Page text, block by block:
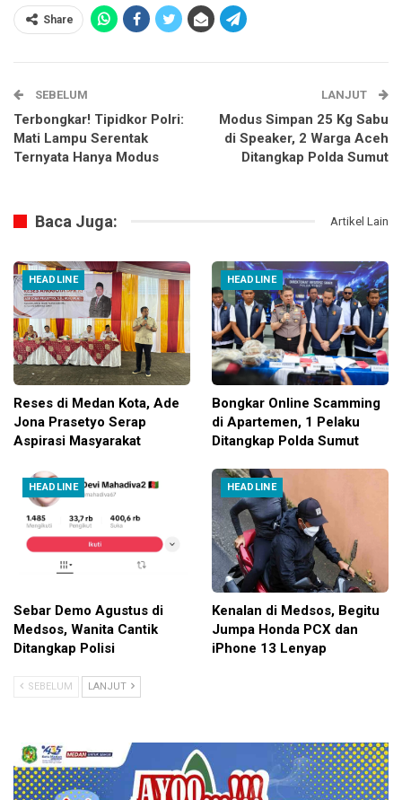
Share
SEBELUM
Terbongkar! Tipidkor Polri:
Mati Lampu Serentak
Ternyata Hanya Modus
LANJUT
Modus Simpan 25 Kg Sabu
di Speaker, 2 Warga Aceh
Ditangkap Polda Sumut
Baca Juga: Artikel Lain
HEADLINE
Reses di Medan Kota, Ade
Jona Prasetyo Serap
Aspirasi Masyarakat
HEADLINE
Bongkar Online Scamming
di Apartemen, 1 Pelaku
Ditangkap Polda Sumut
HEADLINE
Sebar Demo Agustus di
Medsos, Wanita Cantik
Ditangkap Polisi
HEADLINE
Kenalan di Medsos, Begitu
Jumpa Honda PCX dan
iPhone 13 Lenyap
SEBELUM LANJUT